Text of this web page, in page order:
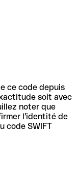
ce code depuis
soit avec
noter que
l'identité de
code SWIFT